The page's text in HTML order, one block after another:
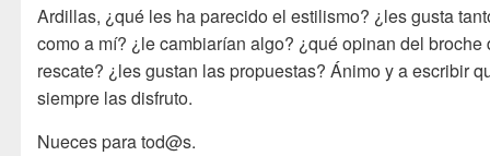
Ardillas, ¿qué les ha parecido el estilismo? ¿les gusta
como a mí? ¿le cambiarían algo? ¿qué opinan del broche
rescate? ¿les gustan las propuestas? Ánimo y a escribir
siempre las disfruto.
Nueces para tod@s.